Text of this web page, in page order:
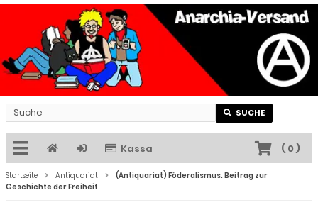
SUCHE
Kassa ( 0)
Startseite Antiquariat
(Antiquariat) Föderalismus. Beitrag zur
Geschichte der Freiheit